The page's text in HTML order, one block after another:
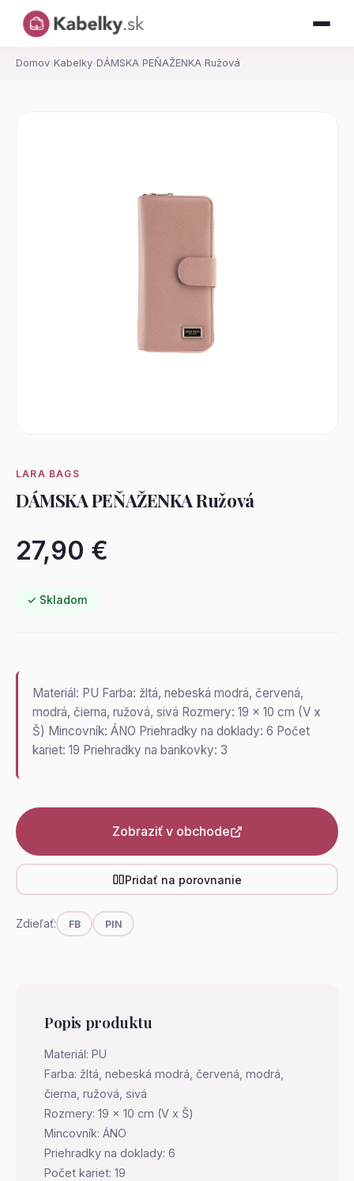
Domov› Kabelky› DÁMSKA PEŇAŽENKA Ružová
LARA BAGS
DÁMSKA PEŇAŽENKA Ružová
27,90 €
✓ Skladom
Materiál: PU Farba: žltá, nebeská modrá, červená,
modrá, čierna, ružová, sivá Rozmery: 19 x 10 cm (V x
Š) Mincovník: ÁNO Priehradky na doklady: 6 Počet
kariet: 19 Priehradky na bankovky: 3
Zobraziť v obchode
Pridať na porovnanie
Zdieľať: FB PIN
Popis produktu
Materiál: PU
Farba: žltá, nebeská modrá, červená, modrá,
čierna, ružová, sivá
Rozmery: 19 x 10 cm (V x Š)
Mincovník: ÁNO
Priehradky na doklady: 6
Počet kariet: 19